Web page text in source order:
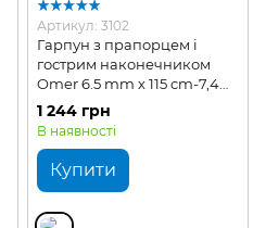
Артикул: 3102
Гарпун з прапорцем і
гострим наконечником
Omer 6.5 mm х 115 cm-7,4
cm barb-OMER tip
1 244 грн
В наявності
Купити